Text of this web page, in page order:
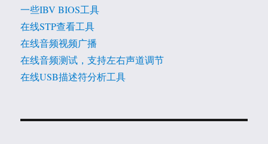
一些IBV BIOS工具
在线STP查看工具
在线音频视频广播
在线音频测试，支持左右声道调节
在线USB描述符分析工具